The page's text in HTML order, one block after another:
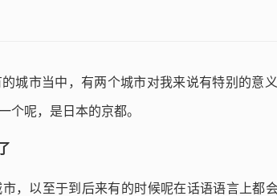
城市当中，有两个城市对我来说有特别的意
个呢，是日本的京都。
，以至于到后来有的时候呢在话语语言上都